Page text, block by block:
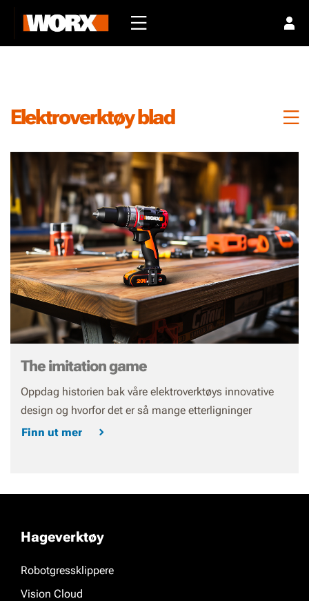
Elektroverktøy blad
The imitation game
Oppdag historien bak våre elektroverktøys innovative
design og hvorfor det er så mange etterligninger
Finn ut mer
Hageverktøy
Robotgressklippere
Vision Cloud